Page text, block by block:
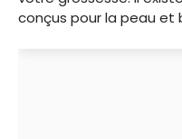
conçus pour la peau et